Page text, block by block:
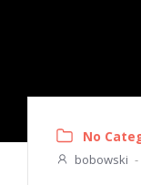
No
bobowski -